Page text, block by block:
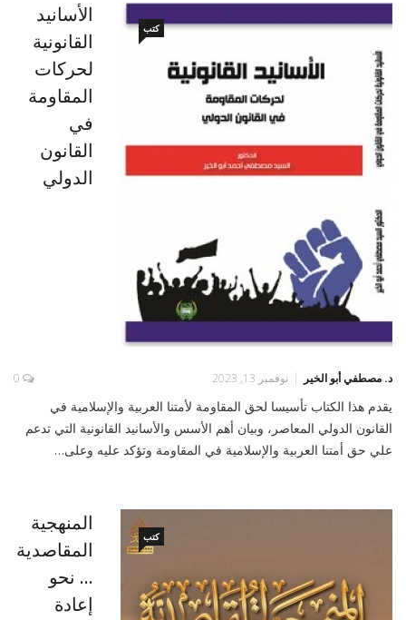
كتب
الأسانيد
القانونية
لحركات
المقاومة
في
القانون
الدولي
د. مصطفي أبو الخير نوفمبر 13, 2023 0
يقدم هذا الكتاب تأسيسا لحق المقاومة لأمتنا العربية والإسلامية في
القانون الدولي المعاصر، وبيان أهم الأسس والأسانيد القانونية التي تدعم
علي حق أمتنا العربية والإسلامية في المقاومة وتؤكد عليه وعلى…
كتب
المنهجية
المقاصدية
... نحو
إعادة